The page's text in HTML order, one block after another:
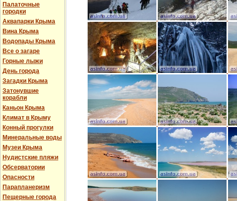
Палаточные
городки
Аквапарки Крыма
Вина Крыма
Водопады Крыма
Все о загаре
Горные лыжи
День города
Загадки Крыма
Затонувшие
корабли
Каньон Крыма
Климат в Крыму
Конный прогулки
Минеральные воды
Музеи Крыма
Нудистские пляжи
Обсерватории
Опасности
Парапланеризм
Пещерные города